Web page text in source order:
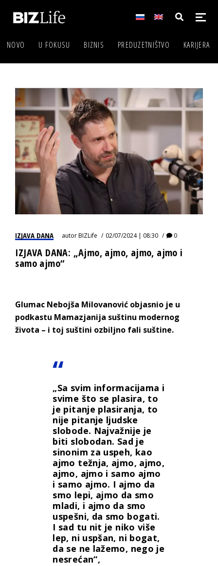
NOVO U FOKUSU BIZNIS PREDUZETNIŠTVO KARIJERA
IZJAVA DANA autorBIZLife 02/07/2024 | 08:30 0
IZJAVA DANA: „Ajmo, ajmo, ajmo, ajmo i
samo ajmo“
Glumac Nebojša Milovanović objasnio je u
podkastu Mamazjanija suštinu modernog
života – i toj suštini ozbiljno fali suštine.
„Sa svim informacijama i
svime što se plasira, to
je pitanje plasiranja, to
nije pitanje ljudske
slobode. Najvažnije je
biti slobodan. Sad je
sinonim za uspeh, kao
ajmo težnja, ajmo, ajmo,
ajmo, ajmo i samo ajmo
i samo ajmo. I ajmo da
smo lepi, ajmo da smo
mladi, i ajmo da smo
uspešni, da smo bogati.
I sad tu nit je niko više
lep, ni uspšan, ni bogat,
da se ne lažemo, nego je
nesrećan“,